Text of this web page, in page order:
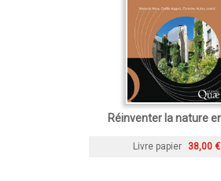
Réinventer la nature
Livre papier 38,00 €